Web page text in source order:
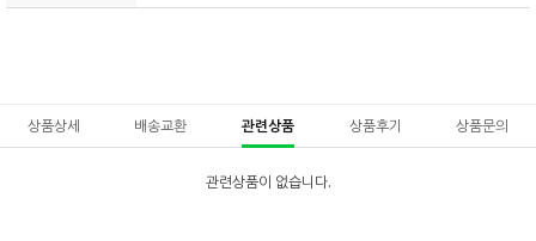
상품상세 배송교환 관련상품 상품후기 상품문의
관련상품이 없습니다.